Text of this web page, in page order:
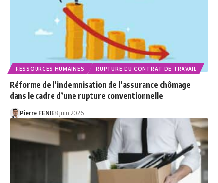
RESSOURCES HUMAINES RUPTURE DU CONTRAT DE TRAVAIL
Réforme de l’indemnisation de l’assurance chômage
dans le cadre d’une rupture conventionnelle
Pierre FENIE8 juin 2026